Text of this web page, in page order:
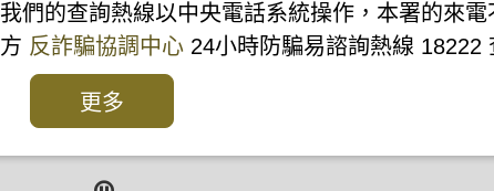
們的查詢熱線以中央電話系統操作，本署的來
反詐騙協調中心 24小時防騙易諮詢熱線 18222
更多